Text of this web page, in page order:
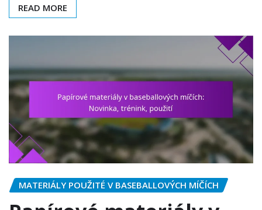
READ MORE
MATERIÁLY POUŽITÉ V BASEBALLOVÝCH MÍČÍCH